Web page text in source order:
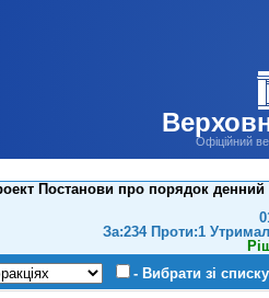
Офіційний
Постанови про порядок денний
За:234 Проти:1
- Вибрати зі списку